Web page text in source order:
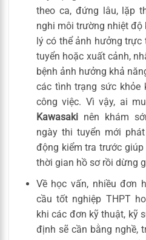
theo ca, đứng lâu, lặp
nghi môi trường nhiệt độ
lý có thể ảnh hưởng
tuyển hoặc xuất cảnh,
bệnh ảnh hưởng khả
các tình trạng sức khỏe
công việc. Vì vậy, ai
Kawasakinên khám
ngày thi tuyển mới
động kiểm tra trước
thời gian hồ sơ rồi dừng
Về học vấn, nhiều đơn
cầu tốt nghiệp THPT
khi các đơn kỹ thuật, kỹ
định sẽ cần bằng nghề,